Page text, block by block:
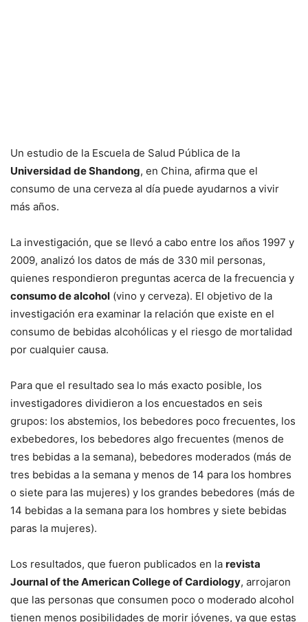
Un estudio de la Escuela de Salud Pública de la
Universidad de Shandong, en China, afirma que el
consumo de una cerveza al día puede ayudarnos a vivir
más años.
La investigación, que se llevó a cabo entre los años 1997 y
2009, analizó los datos de más de 330 mil personas,
quienes respondieron preguntas acerca de la frecuencia y
consumo de alcohol (vino y cerveza). El objetivo de la
investigación era examinar la relación que existe en el
consumo de bebidas alcohólicas y el riesgo de mortalidad
por cualquier causa.
Para que el resultado sea lo más exacto posible, los
investigadores dividieron a los encuestados en seis
grupos: los abstemios, los bebedores poco frecuentes, los
exbebedores, los bebedores algo frecuentes (menos de
tres bebidas a la semana), bebedores moderados (más de
tres bebidas a la semana y menos de 14 para los hombres
o siete para las mujeres) y los grandes bebedores (más de
14 bebidas a la semana para los hombres y siete bebidas
paras la mujeres).
Los resultados, que fueron publicados en la revista
Journal of the American College of Cardiology, arrojaron
que las personas que consumen poco o moderado alcohol
tienen menos posibilidades de morir jóvenes, ya que estas